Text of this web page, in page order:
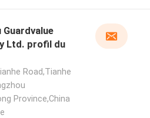
Guardvalue
Ltd. profil du
Road,Tianhe
Province,China